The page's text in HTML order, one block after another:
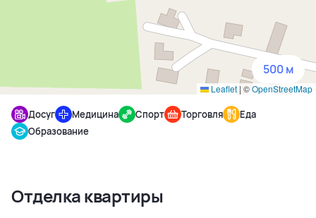
Leaflet | ©OpenStreetMap
500 м
5 км
Досуг Медицина Спорт Торговля
Еда
Образование
Отделка квартиры